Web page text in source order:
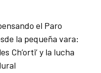
el Paro
la pequeña vara:
Ch’orti’ y la lucha